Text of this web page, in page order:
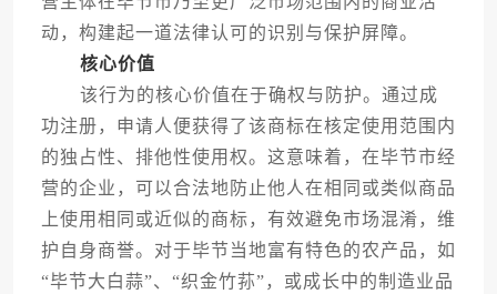
动，构建起一道法律认可的识别与保护屏障。
核心价值
该行为的核心价值在于确权与防护。通过成
功注册，申请人便获得了该商标在核定使用范围内
的独占性、排他性使用权。这意味着，在毕节市经
营的企业，可以合法地防止他人在相同或类似商品
上使用相同或近似的商标，有效避免市场混淆，维
护自身商誉。对于毕节当地富有特色的农产品，如
“毕节大白蒜”、“织金竹荪”，或成长中的制造业品